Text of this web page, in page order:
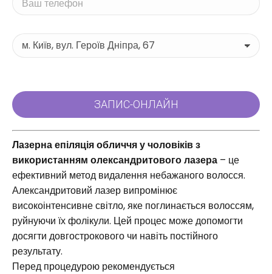
Лазерна епіляція обличчя у чоловіків з
використанням олександритового лазера – це
ефективний метод видалення небажаного волосся.
Александритовий лазер випромінює
високоінтенсивне світло, яке поглинається волоссям,
руйнуючи їх фолікули. Цей процес може допомогти
досягти довгострокового чи навіть постійного
результату.
Перед процедурою рекомендується